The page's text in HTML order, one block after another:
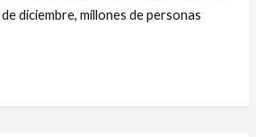
diciembre, millones de personas